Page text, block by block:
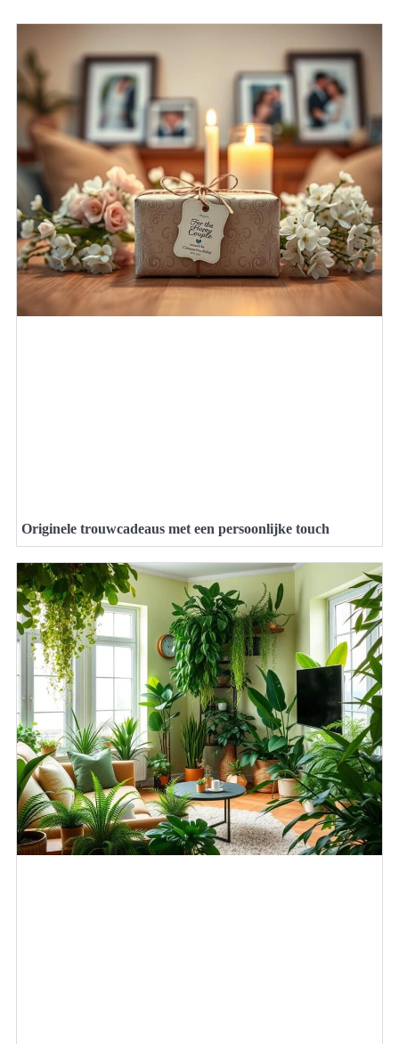
Originele trouwcadeaus met een persoonlijke touch